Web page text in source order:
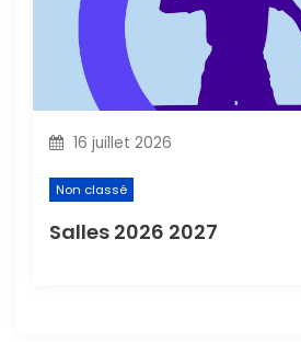
16 juillet 2026
Non classé
Salles 2026 2027